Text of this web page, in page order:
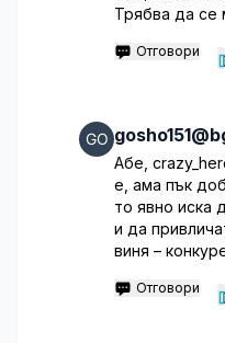
Трябва да се
Отговори
Абе,
е, ама пък
то явно иска
и да
виня –
Отговори